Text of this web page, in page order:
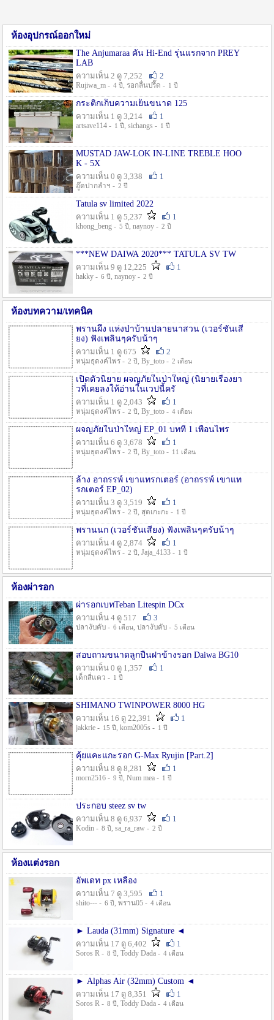
ห้องอุปกรณ์ออกใหม่
The Anjumaraa คัน Hi-End รุ่นแรกจาก PREY
LAB
ความเห็น 2 ดู 7,252
2
Rujiwa_m - 4 ปี , รอกลื่นปรื๊ด - 1 ปี
กระติกเก็บความเย็นขนาด 125
ความเห็น 1 ดู 3,214
1
artsave114 - 1 ปี , sichangs - 1 ปี
MUSTAD JAW-LOK IN-LINE TREBLE HOO
K - 5X
ความเห็น 0 ดู 3,338
1
อู๊ดปากลำฯ - 2 ปี
Tatula sv limited 2022
ความเห็น 1 ดู 5,237
1
khong_beng - 5 ปี , naynoy - 2 ปี
***NEW DAIWA 2020*** TATULA SV TW
ความเห็น 9 ดู 12,225
1
hakky - 6 ปี , naynoy - 2 ปี
ห้องบทความ/เทคนิค
พรานผึ้ง แห่งป่าบ้านปลายนาสวน (เวอร์ชั่นเสี
ยง) ฟังเพลินๆครับน้าๆ
ความเห็น 1 ดู 675
2
หนุ่มธุดงค์ไพร - 2 ปี , By_toto - 2 เดือน
เปิดตัวนิยาย ผจญภัยในป่าใหญ่ (นิยายเรื่องยา
วที่เคยลงให้อ่านในเวปนี้ครั
ความเห็น 1 ดู 2,043
1
หนุ่มธุดงค์ไพร - 2 ปี , By_toto - 4 เดือน
ผจญภัยในป่าใหญ่ EP_01 บทที่ 1 เพื่อนไพร
ความเห็น 6 ดู 3,678
1
หนุ่มธุดงค์ไพร - 2 ปี , By_toto - 11 เดือน
ล้าง อาถรรพ์ เขาแทรกเตอร์ (อาถรรพ์ เขาแท
รกเตอร์ EP_02)
ความเห็น 3 ดู 3,519
1
หนุ่มธุดงค์ไพร - 2 ปี , สุดเกะกะ - 1 ปี
พรานนก (เวอร์ชั่นเสียง) ฟังเพลินๆครับน้าๆ
ความเห็น 4 ดู 2,874
1
หนุ่มธุดงค์ไพร - 2 ปี , Jaja_4133 - 1 ปี
ห้องผ่ารอก
ผ่ารอกเบทTeban Litespin DCx
ความเห็น 4 ดู 517
3
ปลางับคับ - 6 เดือน, ปลางับคับ - 5 เดือน
สอบถามขนาดลูกปืนฝาข้างรอก Daiwa BG10
ความเห็น 0 ดู 1,357
1
เด็กสี่แคว - 1 ปี
SHIMANO TWINPOWER 8000 HG
ความเห็น 16 ดู 22,391
1
jakkrie - 15 ปี , kom2005s - 1 ปี
คุ้ยแคะแกะรอก G-Max Ryujin [Part.2]
ความเห็น 8 ดู 8,281
1
morn2516 - 9 ปี , Num mea - 1 ปี
ประกอบ steez sv tw
ความเห็น 8 ดู 6,937
1
Kodin - 8 ปี , sa_ra_raw - 2 ปี
ห้องแต่งรอก
อัพเดท px เหลือง
ความเห็น 7 ดู 3,595
1
shito--- - 6 ปี , พราน05 - 4 เดือน
► Lauda (31mm) Signature ◄
ความเห็น 17 ดู 6,402
1
Soros R - 8 ปี , Toddy Dada - 4 เดือน
► Alphas Air (32mm) Custom ◄
ความเห็น 17 ดู 8,351
1
Soros R - 8 ปี , Toddy Dada - 4 เดือน